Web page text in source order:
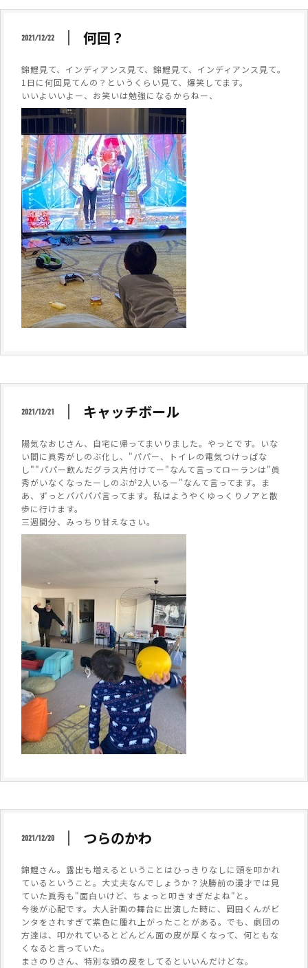
2021/12/22 何回？
錦鯉見て、インディアンス見て、錦鯉見て、インディアンス見て。
1日に何回見てんの？というくらい見て、爆笑してます。
いいよいいよー、お笑いは勉強になるからねー、
2021/12/21 キャッチボール
陽気なおじさん、自宅に帰ってまいりました。やっとです。いな
い間に眞秀がしのぶ化し、"パパー、トイレの電気つけっぱな
し""パパー飲んだグラス片付けてー"なんて言ってローランは"眞
秀がいなくなったーしのぶが2人いるー"なんて言ってます。ま
あ、ずっとパパパパ言ってます。私はようやくゆっくりノアと散
歩に行けます。
三週間分、みっちり甘えなさい。
2021/12/20 つらのかわ
錦鯉さん。露出も増えるということはひっきりなしに頭を叩かれ
ているということ。大丈夫なんでしょうか？決勝前の漫才では見
ていた眞秀も"面白いけど、ちょっと叩きすぎだよね"と。
今後が心配です。大人計画の舞台に出演した時に、岡田くんがビ
ンタをされすぎて紫色に腫れ上がったことがある。でも、劇団の
方達は、叩かれているとどんどん面の皮が厚くなって、何ともな
くなると言っていた。
まさのりさん、特別な頭の皮をしてるといいんだけどな。